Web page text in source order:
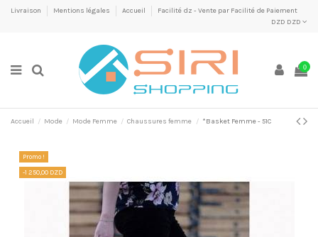
Livraison Mentions légales Accueil
Facilité dz - Vente par Facilité de Paiement
DZD DZD
0
Accueil Mode Mode Femme Chaussures femme *Basket Femme - 51C
Promo !
-1 250,00 DZD